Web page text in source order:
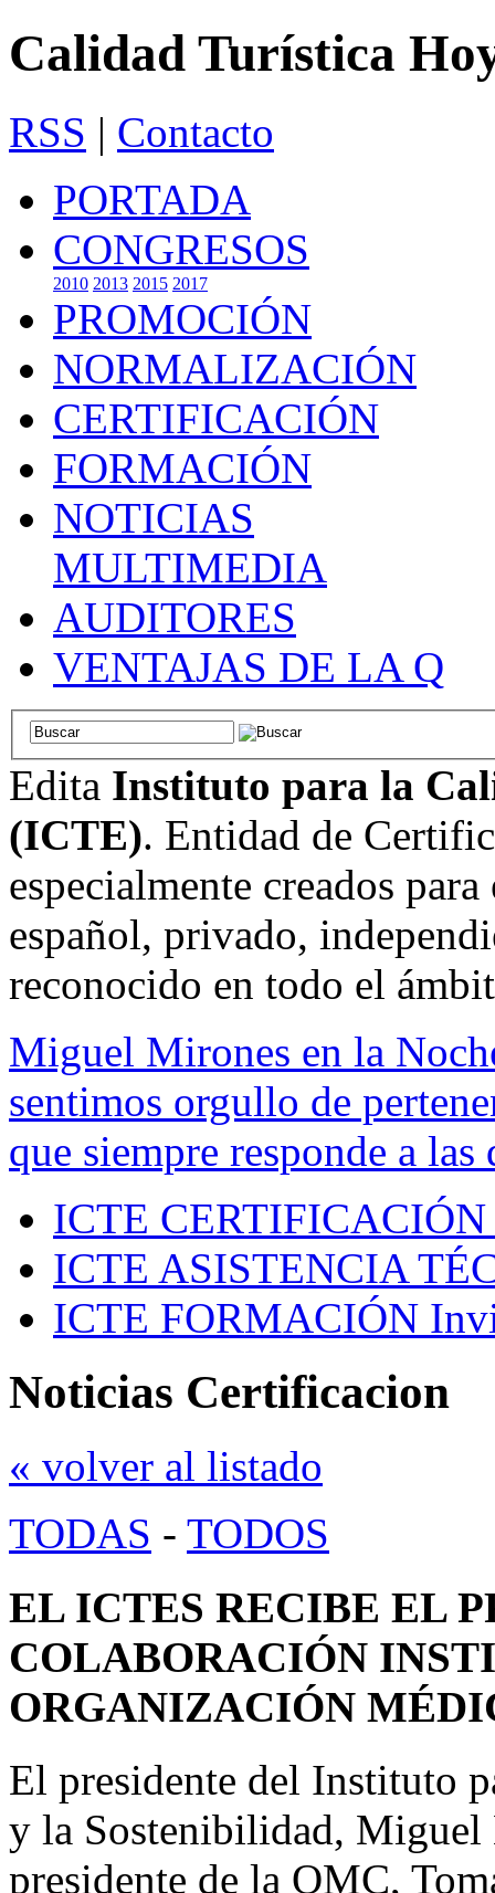
Calidad Turística
RSS | Contacto
PORTADA
CONGRESOS
2010 2013 2015 2017
PROMOCIÓN
NORMALIZACIÓN
CERTIFICACIÓN
FORMACIÓN
NOTICIAS
MULTIMEDIA
AUDITORES
VENTAJAS DE LA Q
Edita Instituto para la
(ICTE). Entidad de
especialmente creados
español, privado,
reconocido en todo el
Miguel Mirones en la
sentimos orgullo de
que siempre responde a
ICTE CERTIFICACIÓN
ICTE ASISTENCIA
ICTE FORMACIÓN
Noticias Certificacion
« volver al listado
TODAS - TODOS
EL ICTES RECIBE EL
COLABORACIÓN
ORGANIZACIÓN
El presidente del Instituto
y la Sostenibilidad, Miguel
presidente de la OMC,